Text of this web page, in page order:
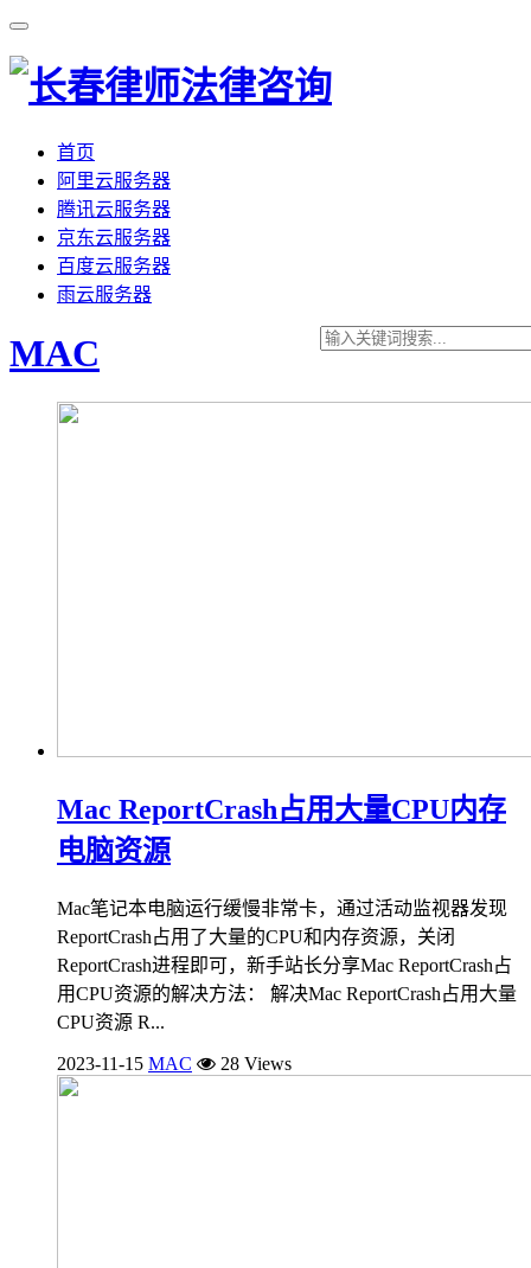
首页
阿里云服务器
腾讯云服务器
京东云服务器
百度云服务器
雨云服务器
MAC
Mac ReportCrash占用大量CPU内存
电脑资源
Mac笔记本电脑运行缓慢非常卡，通过活动监视器发现
ReportCrash占用了大量的CPU和内存资源，关闭
ReportCrash进程即可，新手站长分享Mac ReportCrash占
用CPU资源的解决方法： 解决Mac ReportCrash占用大量
CPU资源 R...
2023-11-15 MAC 28 Views